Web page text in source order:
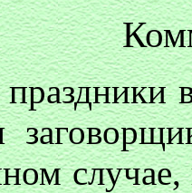
случае,